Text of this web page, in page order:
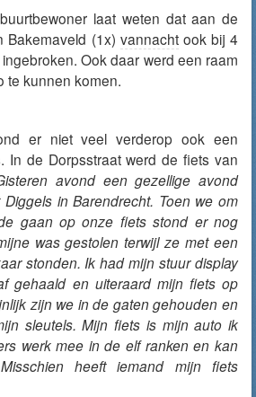
laat weten dat aan de
Bakemaveld (1x) vannachtook bij 4
Ook daar werd een raam
te kunnen komen.
er niet veel verderop ook een
In de Dorpsstraat werd de fiets van
avond een gezellige avond
in Barendrecht. Toen we om
gaan op onze fiets stond er nog
was gestolen terwijl ze met een
stonden. Ik had mijn stuur display
gehaald en uiteraard mijn fiets op
zijn we in de gaten gehouden en
sleutels. Mijn fiets is mijn auto ik
werk mee in de elf ranken en kan
heeft iemand mijn fiets